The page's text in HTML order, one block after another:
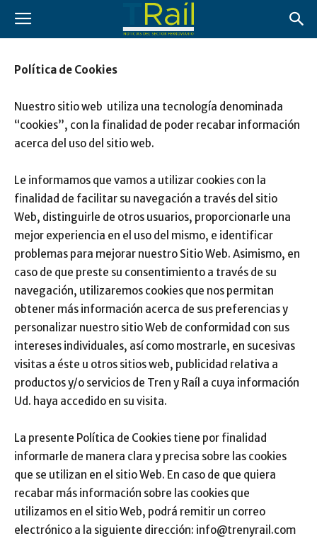
Política de Cookies
Nuestro sitio web utiliza una tecnología denominada
“cookies”, con la finalidad de poder recabar información
acerca del uso del sitio web.
Le informamos que vamos a utilizar cookies con la
finalidad de facilitar su navegación a través del sitio
Web, distinguirle de otros usuarios, proporcionarle una
mejor experiencia en el uso del mismo, e identificar
problemas para mejorar nuestro Sitio Web. Asimismo, en
caso de que preste su consentimiento a través de su
navegación, utilizaremos cookies que nos permitan
obtener más información acerca de sus preferencias y
personalizar nuestro sitio Web de conformidad con sus
intereses individuales, así como mostrarle, en sucesivas
visitas a éste u otros sitios web, publicidad relativa a
productos y/o servicios de Tren y Raíl a cuya información
Ud. haya accedido en su visita.
La presente Política de Cookies tiene por finalidad
informarle de manera clara y precisa sobre las cookies
que se utilizan en el sitio Web. En caso de que quiera
recabar más información sobre las cookies que
utilizamos en el sitio Web, podrá remitir un correo
electrónico a la siguiente dirección: info@trenyrail.com